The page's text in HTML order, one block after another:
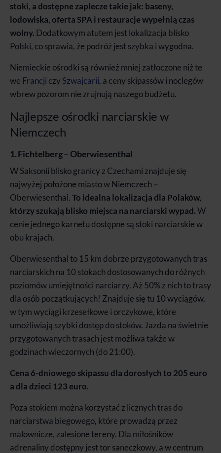
stoki, a dostępne zaplecze takie jak: baseny,
lodowiska, oferta SPA i restauracje wypełnią czas
wolny. Dodatkowym atutem jest lokalizacja blisko
Polski, co sprawia, że podróż jest szybka i wygodna.
Niemieckie ośrodki są również mniej zatłoczone niż te
we Francji czy Szwajcarii, a ceny skipassów i noclegów
wbrew pozorom nie zrujnują naszego budżetu.
Najlepsze ośrodki narciarskie w
Niemczech
1. Fichtelberg – Oberwiesenthal
W Saksonii blisko granicy z Czechami znajduje się
najwyżej położone miasto w Niemczech–
Oberwiesenthal.To idealna lokalizacja dla Polaków,
którzy szukają blisko miejsca na narciarski wypad.W
cenie jednego karnetu dostępne są stoki narciarskie w
obu krajach.
Oberwiesenthal to 15 km dobrze przygotowanych tras
narciarskich na 10 stokach dostosowanych do różnych
poziomów umiejętności narciarzy. Aż 50% z nich to trasy
dla osób początkujących! Znajduje się tu 10 wyciągów,
w tym wyciągi krzesełkowe i orczykowe, które
umożliwiają szybki dostęp do stoków. Jazda na świetnie
przygotowanych trasach jest możliwa także w
godzinach wieczornych (do 21:00).
Cena 6-dniowego skipassu dla dorosłych to 205 euro
a dla dzieci 123 euro.
Poza stokiem można korzystać z licznych tras do
narciarstwa biegowego, które prowadzą przez
malownicze, zalesione tereny. Dla miłośników
adrenaliny dostępny jest tor saneczkowy, a w centrum